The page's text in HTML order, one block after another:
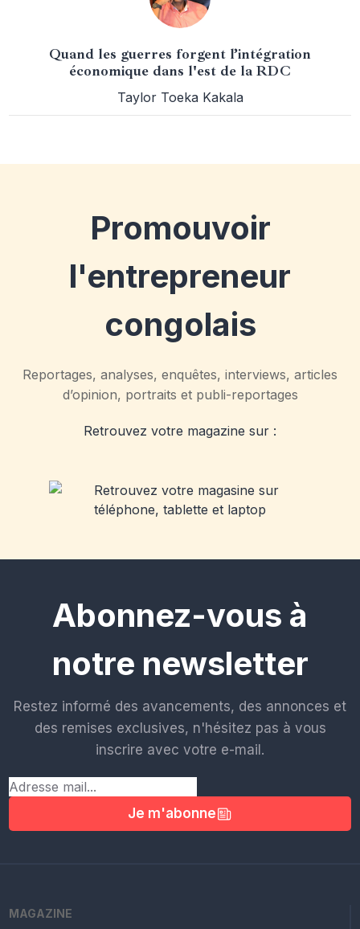
Quand les guerres forgent l’intégration
économique dans l'est de la RDC
Taylor Toeka Kakala
Promouvoir
l'entrepreneur
congolais
Reportages, analyses, enquêtes, interviews, articles
d’opinion, portraits et publi-reportages
Retrouvez votre magazine sur :
Abonnez-vous à
notre newsletter
Restez informé des avancements, des annonces et
des remises exclusives, n'hésitez pas à vous
inscrire avec votre e-mail.
Je m'abonne
MAGAZINE